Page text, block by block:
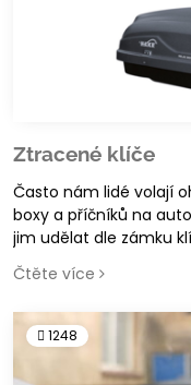
Ztracené klíče
Často nám lidé volají
boxy a příčníků na
jim udělat dle zámku
letošní roce s
Čtěte více
1248